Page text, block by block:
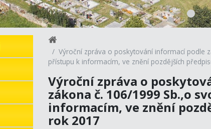
Výroční zpráva o poskytování informací podle
přístupu k informacím, ve znění pozdějších
Výroční zpráva o
zákona č. 106/1999 Sb.,o
informacím, ve znění
rok 2017